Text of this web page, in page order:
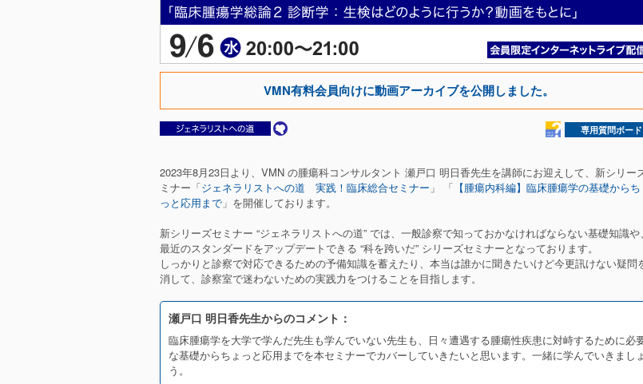
VMN有料会員向けに動画アーカイブを公開しました。
専用質問ボード
2023年8月23日より、VMN の腫瘍科コンサルタント 瀬戸口 明日香先生を講師にお迎えして、新シリー
ミナー「ジェネラリストへの道 実践！臨床総合セミナー 」 「 【腫瘍内科編】臨床腫瘍学の基礎からち
っと応用まで」を開催しております。
新シリーズセミナー “ジェネラリストへの道” では、一般診察で知っておかなければならない基礎知識や、
最近のスタンダードをアップデートできる “科を跨いだ” シリーズセミナーとなっております。
しっかりと診察で対応できるための予備知識を蓄えたり、本当は誰かに聞きたいけど今更訊けない疑問
消して、診察室で迷わないための実践力をつけることを目指します。
瀬戸口 明日香先生からのコメント：
臨床腫瘍学を大学で学んだ先生も学んでいない先生も、日々遭遇する腫瘍性疾患に対峙するために必
な基礎からちょっと応用までを本セミナーでカバーしていきたいと思います。一緒に学んでいきましょ
う。